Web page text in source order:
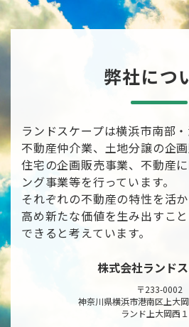
弊社につ
ランドスケープは横浜市南部
不動産仲介業、土地分譲の企
住宅の企画販売事業、不動産
ング事業等を行っています。
それぞれの不動産の特性を活
高め新たな価値を生み出すこ
できると考えています。
株式会社ランド
〒233-0002
神奈川県横浜市港南区上大
ランド上大岡西